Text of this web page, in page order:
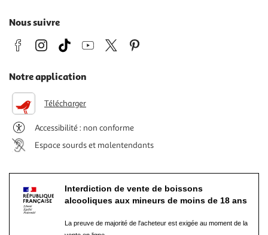
Nous suivre
Notre application
Télécharger
Accessibilité : non conforme
Espace sourds et malentendants
Interdiction de vente de boissons
alcooliques aux mineurs de moins de 18 ans
La preuve de majorité de l'acheteur est exigée au moment de la